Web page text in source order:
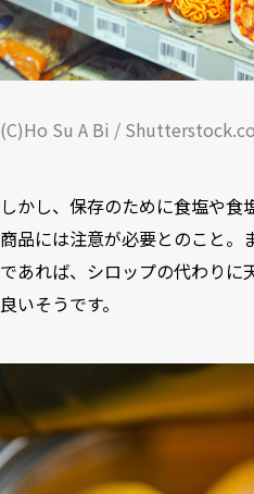
(C)Ho Su A Bi /
しかし、保存のために食塩や食
商品には注意が必要とのこと。
であれば、シロップの代わりに
良いそうです。